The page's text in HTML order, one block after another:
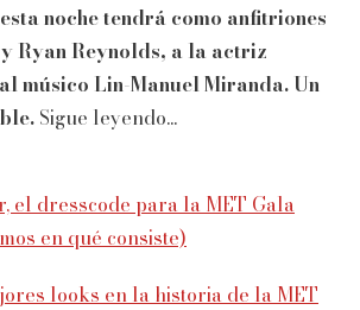
noche tendrá como anfitriones
Ryan Reynolds, a la actriz
músico Lin-Manuel Miranda. Un
Sigue leyendo...
el dresscode para la MET Gala
en qué consiste)
looks en la historia de la MET